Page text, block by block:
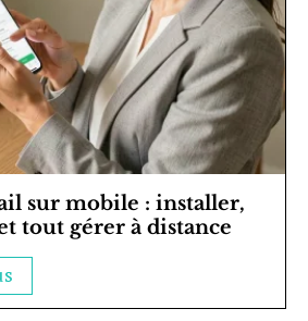
sur mobile : installer,
tout gérer à distance